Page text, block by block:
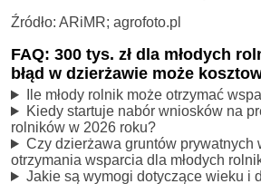
Źródło: ARiMR; agrofoto.pl
FAQ: 300 tys. zł dla młodych
błąd w dzierżawie może
Ile młody rolnik może otrzymać
Kiedy startuje nabór wniosków na
rolników w 2026 roku?
Czy dzierżawa gruntów prywatnych
otrzymania wsparcia dla młodych
Jakie są wymogi dotyczące wieku i